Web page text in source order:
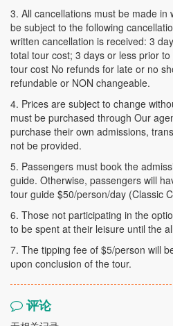
3. All cancellations must be made in
be subject to the following
written cancellation is received: 3
total tour cost; 3 days or less prior
tour cost No refunds for late or no
refundable or NON changeable.
4. Prices are subject to change
must be purchased through Our
purchase their own admissions,
not be provided.
5. Passengers must book the
guide. Otherwise, passengers will
tour guide $50/person/day (Classic
6. Those not participating in the
to be spent at their leisure until the
7. The tipping fee of $5/person will
upon conclusion of the tour.
评论